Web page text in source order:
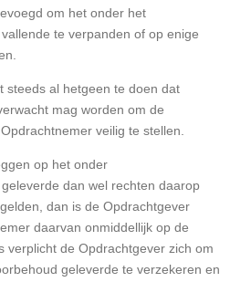
om het onder het
te verpanden of op enige
steeds al hetgeen te doen dat
mag worden om de
veilig te stellen.
op het onder
dan wel rechten daarop
dan is de Opdrachtgever
daarvan onmiddellijk op de
verplicht de Opdrachtgever zich om
geleverde te verzekeren en